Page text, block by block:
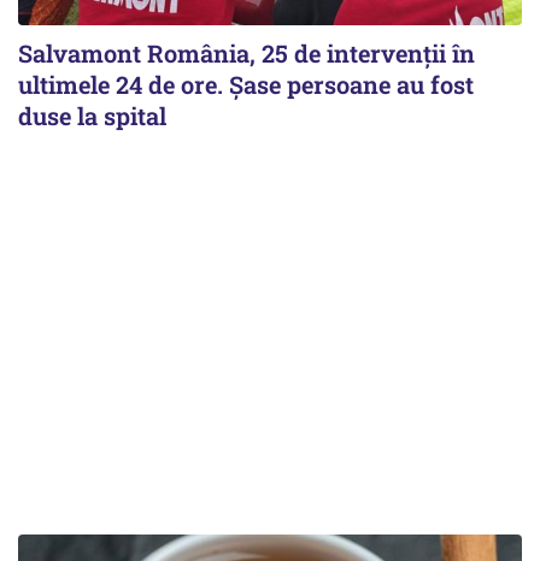
Salvamont România, 25 de intervenții în
ultimele 24 de ore. Șase persoane au fost
duse la spital